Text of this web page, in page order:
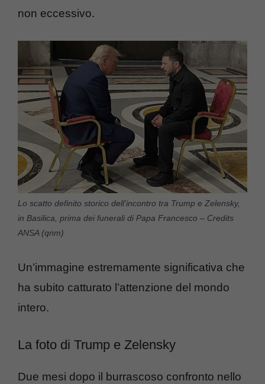
non eccessivo.
Lo scatto definito storico dell’incontro tra Trump e Zelensky,
in Basilica, prima dei funerali di Papa Francesco – Credits
ANSA (qnm)
Un’immagine estremamente significativa che
ha subito catturato l’attenzione del mondo
intero.
La foto di Trump e Zelensky
Due mesi dopo il burrascoso confronto nello